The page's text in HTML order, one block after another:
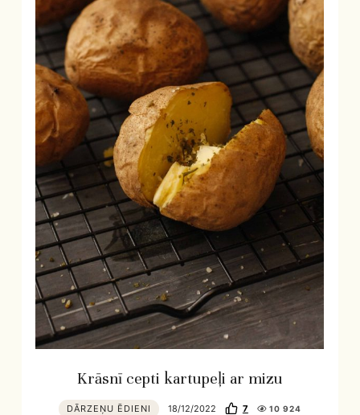
Krāsnī cepti kartupeļi ar mizu
DĀRZEŅU ĒDIENI 18/12/2022 7 10 924